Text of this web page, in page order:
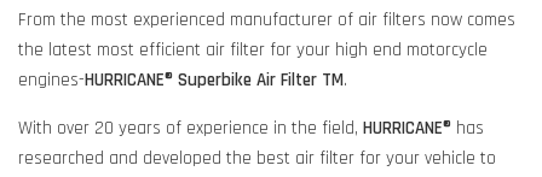
From the most experienced manufacturer of air filters now comes
the latest most efficient air filter for your high end motorcycle
engines-HURRICANE® Superbike Air Filter TM.
With over 20 years of experience in the field, HURRICANE® has
researched and developed the best air filter for your vehicle to